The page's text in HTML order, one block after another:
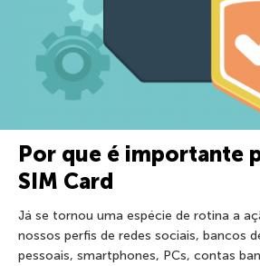
Por que é importante
SIM Card
Já se tornou uma espécie de rotina a
nossos perfis de redes sociais, bancos
pessoais, smartphones, PCs, contas